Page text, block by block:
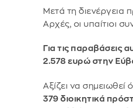
Μετά τη διενέργεια
Αρχές, οι υπαίτιοι
Για τις παραβάσεις
2.578 ευρώ στην
Αξίζει να σημειωθεί
379 διοικητικά